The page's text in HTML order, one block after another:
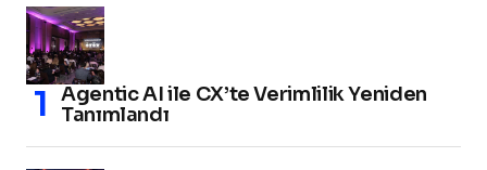
Agentic AI ile CX’te Verimlilik Yeniden
Tanımlandı